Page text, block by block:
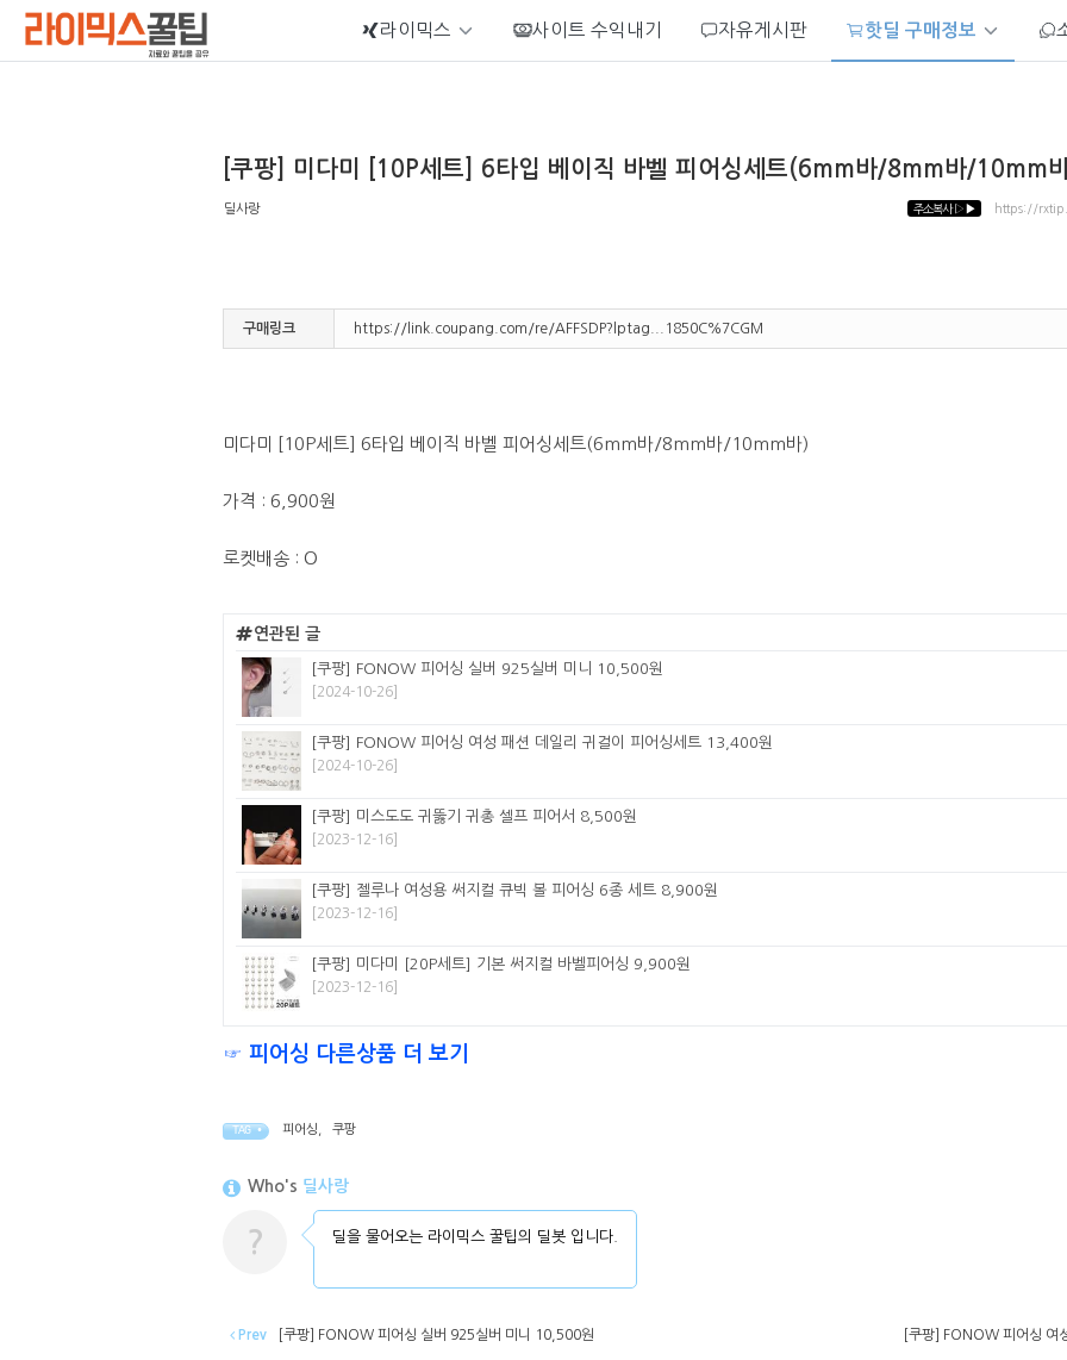
라이믹스 사이트 수익내기 자유게시판 핫딜 구매정보
[쿠팡] 미다미 [10P세트] 6타입 베이직 바벨 피어싱세트(6mm바/8mm바/10mm
딜사랑 주소복사 ▷▶ https://
구매링크 https://link.coupang.com/re/AFFSDP?lptag...1850C%7CGM
미다미 [10P세트] 6타입 베이직 바벨 피어싱세트(6mm바/8mm바/10mm바)
가격 : 6,900원
로켓배송 : O
연관된 글
[쿠팡] FONOW 피어싱 실버 925실버 미니 10,500원
[2024-10-26]
[쿠팡] FONOW 피어싱 여성 패션 데일리 귀걸이 피어싱세트 13,400원
[2024-10-26]
[쿠팡] 미스도도 귀뚫기 귀총 셀프 피어서 8,500원
[2023-12-16]
[쿠팡] 젤루나 여성용 써지컬 큐빅 볼 피어싱 6종 세트 8,900원
[2023-12-16]
[쿠팡] 미다미 [20P세트] 기본 써지컬 바벨피어싱 9,900원
[2023-12-16]
☞ 피어싱 다른상품 더 보기
TAG • 피어싱 쿠팡
Who's 딜사랑
? 딜을 물어오는 라이믹스 꿀팁의 딜봇 입니다.
Prev [쿠팡] FONOW 피어싱 실버 925실버 미니 10,500원 [쿠팡] FONOW 피어싱 여
Sketchbook5, 스케치북5